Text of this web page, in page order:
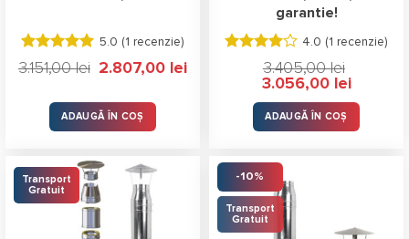
Evaluat la
5.00stele
5.0 (1 recenzie)
3.151,00lei
Prețul
inițial
fost:
3.151,00 lei.
2.807,00 leiPrețul
curent
2.807,00 lei.
ADAUGĂ ÎN COȘ
garantie!
Evaluat
4.00
stele din
4.0 (1 recenzie)
3.405,00lei
Prețul
inițial
a
fost:
3.405,00 lei.
3.056,00 leiPrețul
curent
este:
ADAUGĂ ÎN COȘ
Transport
Gratuit
-10%
Transport
Gratuit